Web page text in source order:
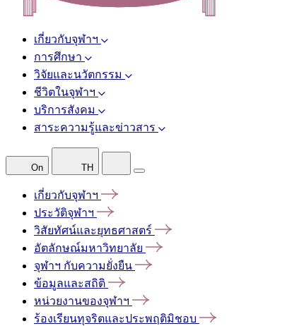
เกี่ยวกับจุฬาฯ
การศึกษา
วิจัยและนวัตกรรม
ชีวิตในจุฬาฯ
บริการสังคม
สาระความรู้และข่าวสาร
On TH
เกี่ยวกับจุฬาฯ
ประวัติจุฬาฯ
วิสัยทัศน์และยุทธศาสตร์
อัตลักษณ์มหาวิทยาลัย
จุฬาฯ กับความยั่งยืน
ข้อมูลและสถิติ
หน่วยงานของจุฬาฯ
ร้องเรียนทุจริตและประพฤติมิชอบ